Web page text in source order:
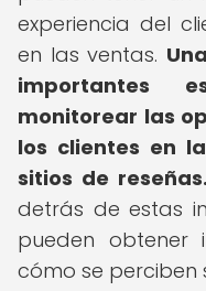
experiencia del
en las ventas.
importantes
monitorear las
los clientes en
sitios de reseñas.
detrás de estas
pueden obtener
cómo se perciben